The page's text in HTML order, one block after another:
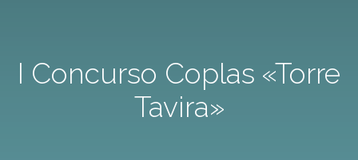
I Concurso Coplas «Torre
Tavira»